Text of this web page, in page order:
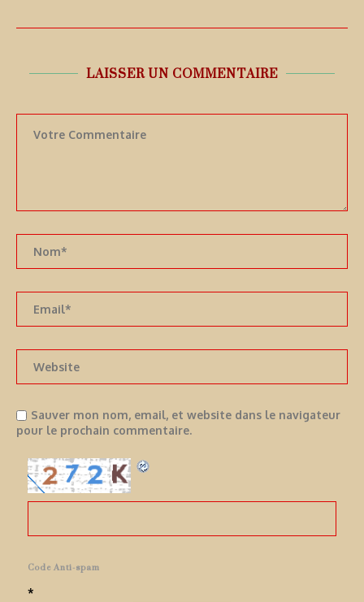
LAISSER UN COMMENTAIRE
Sauver mon nom, email, et website dans le navigateur
pour le prochain commentaire.
Code Anti-spam
*